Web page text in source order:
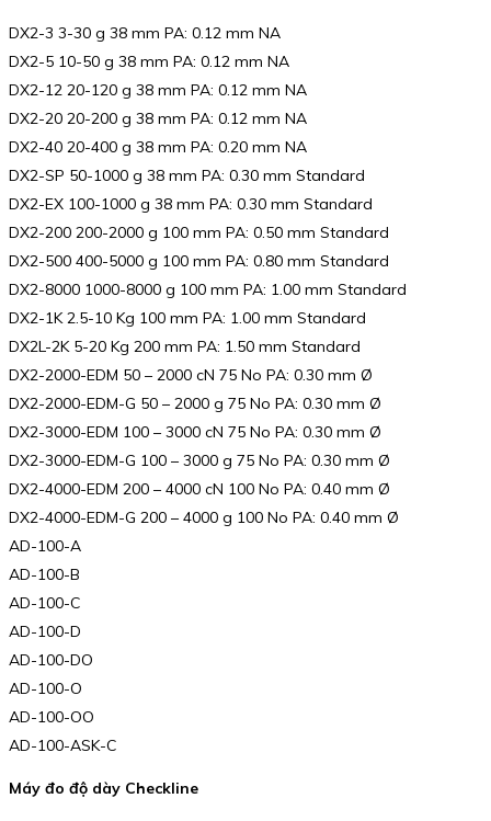
DX2-3 3-30 g 38 mm PA: 0.12 mm NA
DX2-5 10-50 g 38 mm PA: 0.12 mm NA
DX2-12 20-120 g 38 mm PA: 0.12 mm NA
DX2-20 20-200 g 38 mm PA: 0.12 mm NA
DX2-40 20-400 g 38 mm PA: 0.20 mm NA
DX2-SP 50-1000 g 38 mm PA: 0.30 mm Standard
DX2-EX 100-1000 g 38 mm PA: 0.30 mm Standard
DX2-200 200-2000 g 100 mm PA: 0.50 mm Standard
DX2-500 400-5000 g 100 mm PA: 0.80 mm Standard
DX2-8000 1000-8000 g 100 mm PA: 1.00 mm Standard
DX2-1K 2.5-10 Kg 100 mm PA: 1.00 mm Standard
DX2L-2K 5-20 Kg 200 mm PA: 1.50 mm Standard
DX2-2000-EDM 50 – 2000 cN 75 No PA: 0.30 mm Ø
DX2-2000-EDM-G 50 – 2000 g 75 No PA: 0.30 mm Ø
DX2-3000-EDM 100 – 3000 cN 75 No PA: 0.30 mm Ø
DX2-3000-EDM-G 100 – 3000 g 75 No PA: 0.30 mm Ø
DX2-4000-EDM 200 – 4000 cN 100 No PA: 0.40 mm Ø
DX2-4000-EDM-G 200 – 4000 g 100 No PA: 0.40 mm Ø
AD-100-A
AD-100-B
AD-100-C
AD-100-D
AD-100-DO
AD-100-O
AD-100-OO
AD-100-ASK-C
Máy đo độ dày Checkline